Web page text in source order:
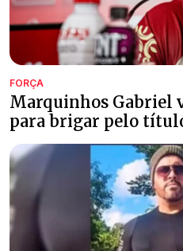
FORÇA
Marquinhos Gabriel
para brigar pelo